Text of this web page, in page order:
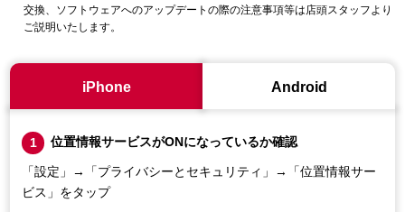
交換、ソフトウェアへのアップデートの際の注意事項等は店頭スタッフより
ご説明いたします。
iPhone Android
1 位置情報サービスがONになっているか確認
「設定」→「プライバシーとセキュリティ」→「位置情報サー
ビス」をタップ